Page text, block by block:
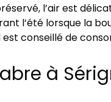
l’air est
l’été lorsque la
est conseillé de
à